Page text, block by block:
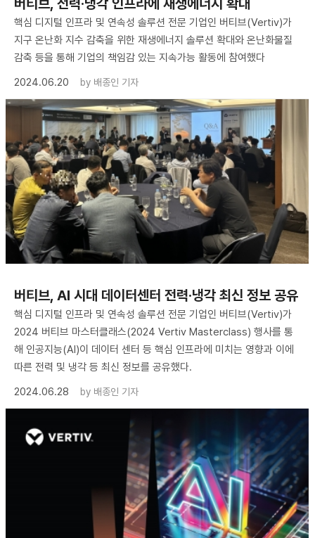
핵심 디지털 인프라 및 연속성 솔루션 전문 기업인 버티브(Vertiv)가
지구 온난화 지수 감축을 위한 재생에너지 솔루션 확대와 온난화물질
감축 등을 통해 기업의 책임감 있는 지속가능 활동에 참여했다
2024.06.20
by 배종인 기자
버티브, AI 시대 데이터센터 전력·냉각 최신 정보 공유
핵심 디지털 인프라 및 연속성 솔루션 전문 기업인 버티브(Vertiv)가
2024 버티브 마스터클래스(2024 Vertiv Masterclass) 행사를 통
해 인공지능(AI)이 데이터 센터 등 핵심 인프라에 미치는 영향과 이에
따른 전력 및 냉각 등 최신 정보를 공유했다.
2024.06.28
by 배종인 기자